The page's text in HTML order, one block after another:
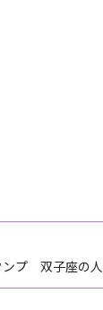
プ 双子座の人